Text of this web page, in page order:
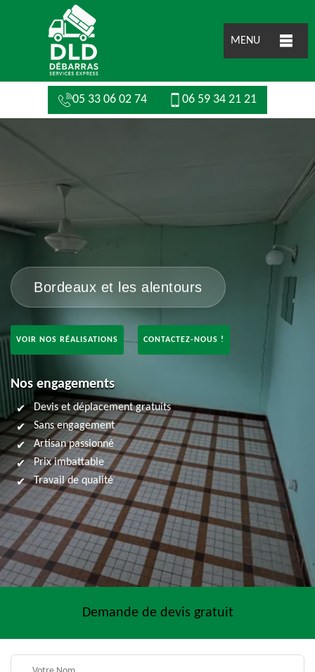
MENU
05 33 06 02 74 06 59 34 21 21
Bordeaux et les alentours
VOIR NOS RÉALISATIONS CONTACTEZ-NOUS !
Nos engagements
Devis et déplacement gratuits
Sans engagement
Artisan passionné
Prix imbattable
Travail de qualité
Demande de devis gratuit